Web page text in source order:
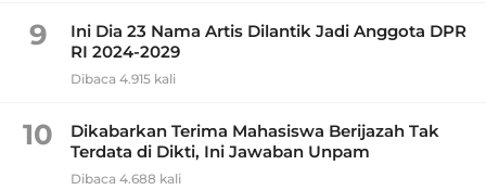
9
Ini Dia 23 Nama Artis Dilantik Jadi Anggota DPR
RI 2024-2029
Dibaca 4.915 kali
10
Dikabarkan Terima Mahasiswa Berijazah Tak
Terdata di Dikti, Ini Jawaban Unpam
Dibaca 4.688 kali